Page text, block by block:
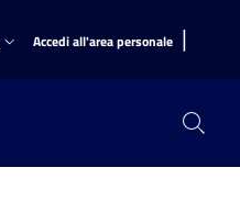
Accedi all'area personale |